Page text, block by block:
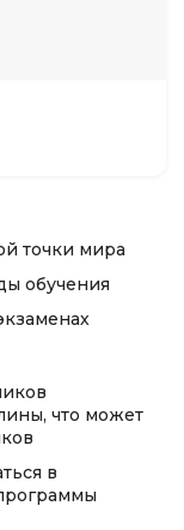
точки мира
обучения
что может
в